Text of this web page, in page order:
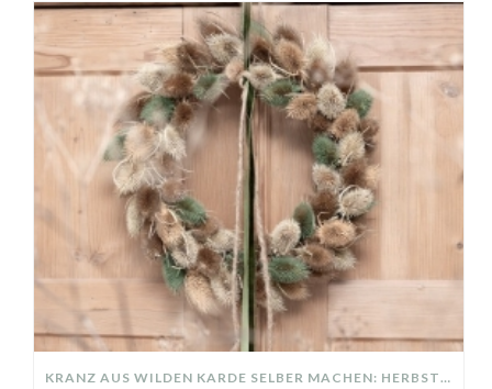
KRANZ AUS WILDEN KARDE SELBER MACHEN: HERBSTDEKO GANZ EINFACH